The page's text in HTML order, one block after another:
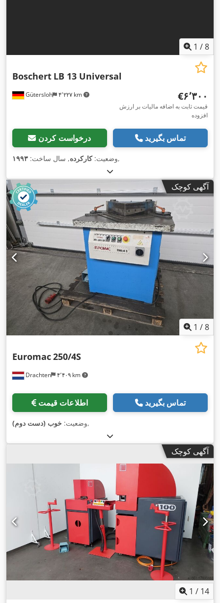
1 /8
Gütersloh ۴٬۲۲۷ km
Boschert LB 13 Universal
‎€۶٬۳۰۰
قیمت ثابت به اضافه مالیات بر ارزش
افزوده
درخواست کردن تماس بگیرید
وضعیت:کارکرده, سال ساخت: ۱۹۹۳ ,
آگهی کوچک
1 /8
Drachten ۴٬۴۰۹ km
Euromac250/4S
اطلاعات قیمت تماس بگیرید
وضعیت: خوب (دست دوم) ,
آگهی کوچک
1 / 14